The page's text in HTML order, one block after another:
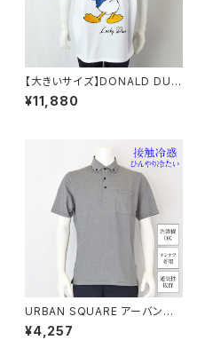
【大きいサイズ】DONALD DUC
K半袖Tシャツ｜メンズ 1278-6
545 ホワイト
¥11,880
URBAN SQUARE アーバンス
クエア｜接触冷感 鹿の子ボタン
ダウンポロシャツ｜洗濯機OK
¥4,257